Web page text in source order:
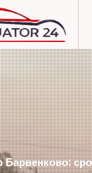
Барвенково: